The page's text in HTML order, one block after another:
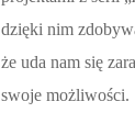
dzięki nim
że uda nam się
swoje możliwości.